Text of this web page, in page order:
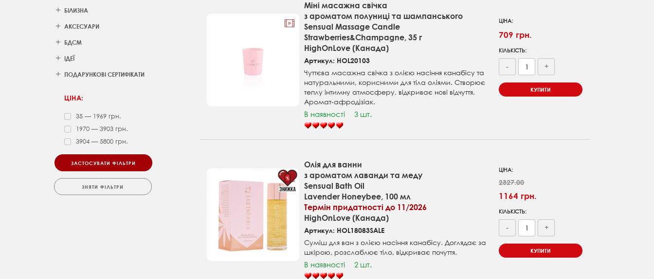
БІЛИЗНА
АКСЕСУАРИ
БДСМ
ІДЕЇ
ПОДАРУНКОВІ СЕРТИФІКАТИ
ЦІНА:
35 — 1969 грн.
1970 — 3903 грн.
3904 — 5800 грн.
Міні масажна свічка
з ароматом полуниці та шампанського
Sensual Massage Candle
Strawberries&Champagne, 35 г
HighOnLove (Канада)
Артикул: HOL20103
Чуттєва масажна свічка з олією насіння канабісу та
натуральними, корисними для тіла оліями. Створює
теплу інтимну атмосферу, відкриває нові відчуття.
Аромат-афродізіак.
В наявності 3 шт.
ЦІНА:
709 грн.
КІЛЬКІСТЬ:
- +
КУПИТИ
Олія для ванни
з ароматом лаванди та меду
Sensual Bath Oil
Lavender Honeybee, 100 мл
Термін придатності до 11/2026
HighOnLove (Канада)
Артикул: HOL18083SALE
Суміш для ван з олією насіння канабісу. Доглядає за
шкірою, розслаблює тіло, відкриває почуття.
В наявності 2 шт.
ЦІНА:
2327.00
1164 грн.
КІЛЬКІСТЬ:
- +
КУПИТИ